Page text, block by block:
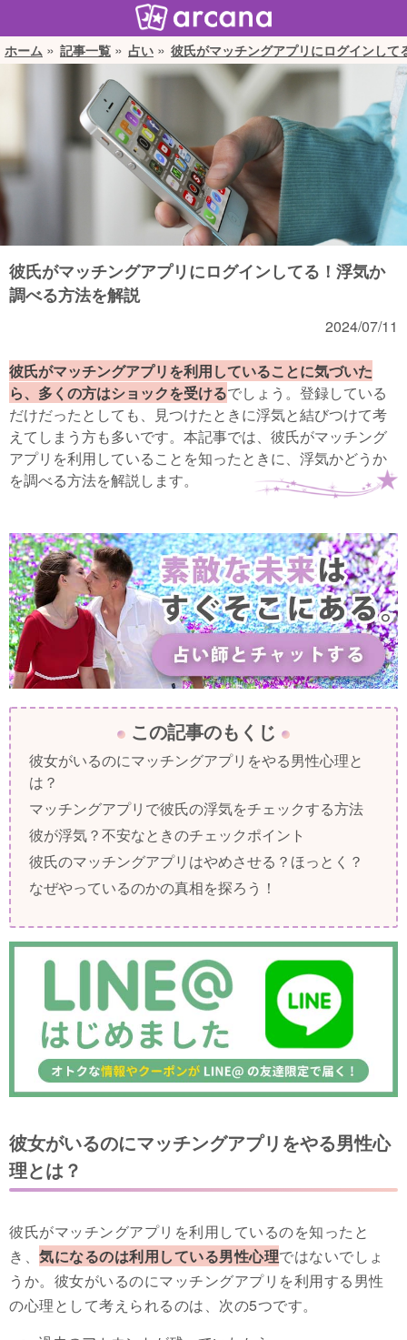
ホーム 記事一覧 占い 彼氏がマッチングアプリにログインして
彼氏がマッチングアプリにログインしてる！浮気か
調べる方法を解説
2024/07/11
彼氏がマッチングアプリを利用していることに気づいた
ら、多くの方はショックを受けるでしょう。登録している
だけだったとしても、見つけたときに浮気と結びつけて考
えてしまう方も多いです。本記事では、彼氏がマッチング
アプリを利用していることを知ったときに、浮気かどうか
を調べる方法を解説します。
この記事のもくじ
彼女がいるのにマッチングアプリをやる男性心理と
は？
マッチングアプリで彼氏の浮気をチェックする方法
彼が浮気？不安なときのチェックポイント
彼氏のマッチングアプリはやめさせる？ほっとく？
なぜやっているのかの真相を探ろう！
彼女がいるのにマッチングアプリをやる男性心
理とは？
彼氏がマッチングアプリを利用しているのを知ったと
き、 気になるのは利用している男性心理ではないでしょ
うか。彼女がいるのにマッチングアプリを利用する男性
の心理として考えられるのは、次の5つです。